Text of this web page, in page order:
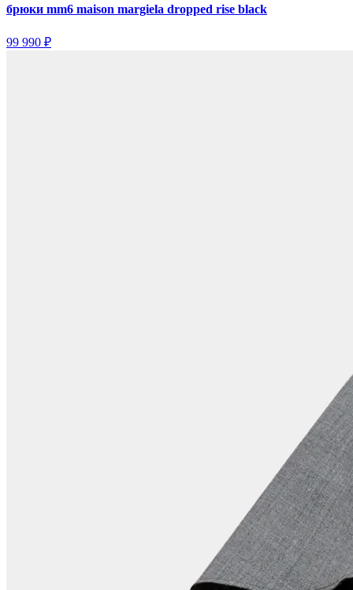
брюки mm6 maison margiela dropped rise black
99 990 ₽